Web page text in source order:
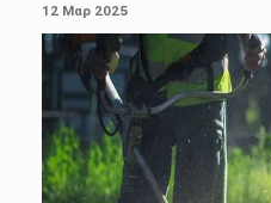
12 Μαρ 2025